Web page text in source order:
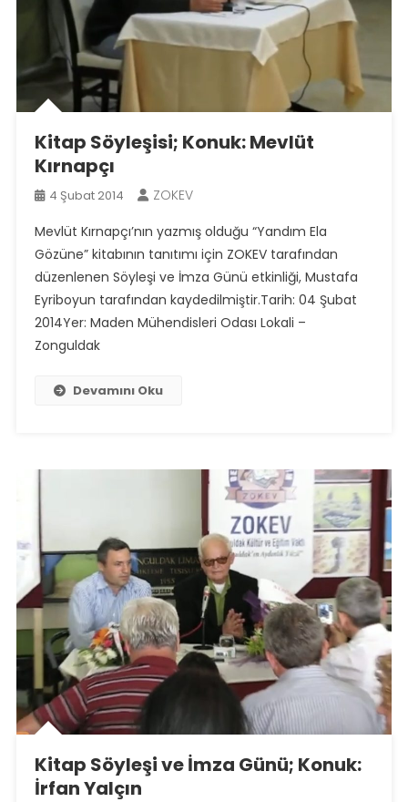
Kitap Söyleşisi; Konuk: Mevlüt
Kırnapçı
4 Şubat 2014
ZOKEV
Mevlüt Kırnapçı’nın yazmış olduğu “Yandım Ela
Gözüne” kitabının tanıtımı için ZOKEV tarafından
düzenlenen Söyleşi ve İmza Günü etkinliği, Mustafa
Eyriboyun tarafından kaydedilmiştir.Tarih: 04 Şubat
2014Yer: Maden Mühendisleri Odası Lokali –
Zonguldak
Devamını Oku
Kitap Söyleşi ve İmza Günü; Konuk:
İrfan Yalçın